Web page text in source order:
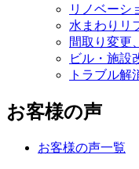
リノベーシ
水まわりリ
間取り変更
ビル・施設
トラブル解
お客様の声
お客様の声一覧